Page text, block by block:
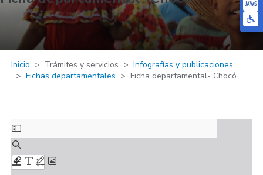
Inicio Trámites y servicios
Infografías y publicaciones
Fichas departamentales
Ficha departamental- Chocó